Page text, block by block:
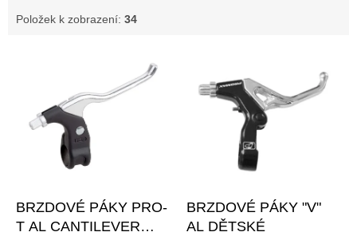
Položek k zobrazení: 34
BRZDOVÉ PÁKY PRO-
T AL CANTILEVER
BRZDOVÉ PÁKY "V"
AL DĚTSKÉ